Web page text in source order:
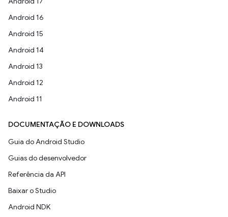
Android 16
Android 15
Android 14
Android 13
Android 12
Android 11
DOCUMENTAÇÃO E DOWNLOADS
Guia do Android Studio
Guias do desenvolvedor
Referência da API
Baixar o Studio
Android NDK